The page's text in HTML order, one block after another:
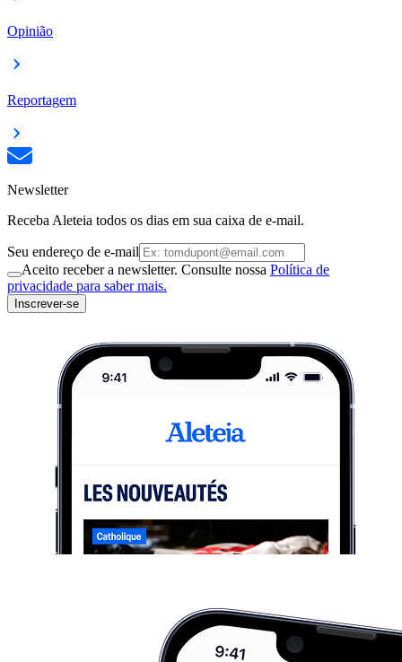
Opinião
Reportagem
Newsletter
Receba Aleteia todos os dias em sua caixa de e-mail.
Seu endereço de e-mail
Aceito receber a newsletter. Consulte nossa Política de
privacidade para saber mais.
Inscrever-se